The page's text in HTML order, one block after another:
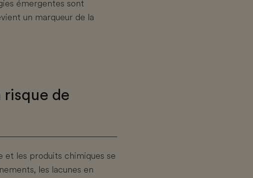
émergentes sont
un marqueur de la
de
et les produits chimiques se
les lacunes en